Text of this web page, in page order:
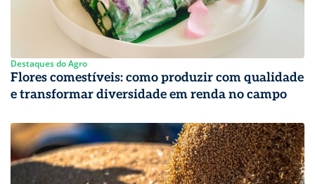
Destaques do Agro
Flores comestíveis: como produzir com qualidade
e transformar diversidade em renda no campo